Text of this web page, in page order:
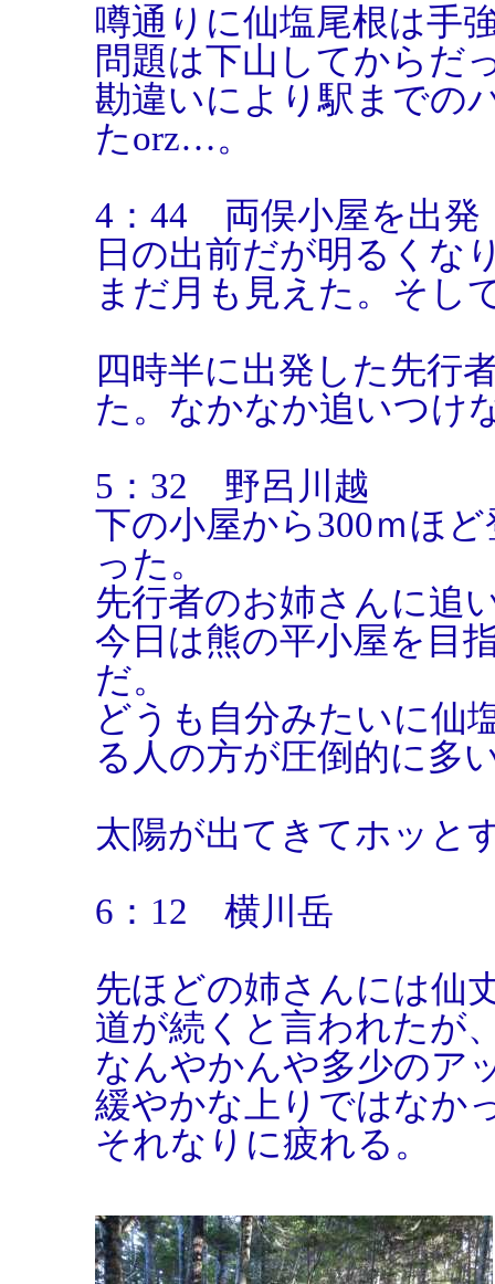
噂通りに仙塩尾根は
問題は下山してからだ
勘違いにより駅までの
たorz…。
4：44 両俣小屋を出発
日の出前だが明るくな
まだ月も見えた。そし
四時半に出発した先行
た。なかなか追いつけ
5：32 野呂川越
下の小屋から300ｍほ
った。
先行者のお姉さんに追
今日は熊の平小屋を目
だ。
どうも自分みたいに仙
る人の方が圧倒的に多
太陽が出てきてホッと
6：12 横川岳
先ほどの姉さんには仙
道が続くと言われたが
なんやかんや多少のア
緩やかな上りではなか
それなりに疲れる。